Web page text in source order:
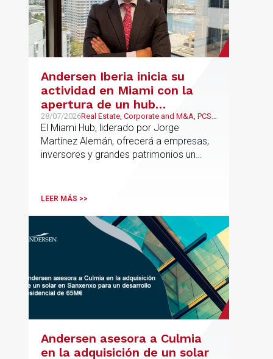
Andersen Iberia inicia su
actividad en Miami con la
apertura de un hub
estratégico para reforzar el
asesoramiento fiscal, legal y
patrimonial conectando
Europa y Latinoamérica
28/07/2026Real Estate, Corporate and M&A, PCS,
Wealth Management & Family
Business
El Miami Hub, liderado por Jorge
Martínez Alemán, ofrecerá a empresas,
inversores y grandes patrimonios un
Latinoamérica y otros mercados
LEER MÁS >>
Andersen asesora a Culmia
en la adquisición de un solar